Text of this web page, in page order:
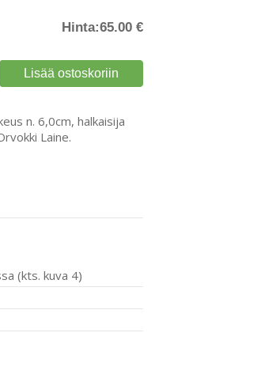
Hinta:65.00 €
n. 6,0cm, halkaisija
Laine.
(kts. kuva 4)